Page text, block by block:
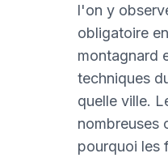
l'on y
obligatoire
montagnard
techniques
quelle ville.
nombreuses
pourquoi les